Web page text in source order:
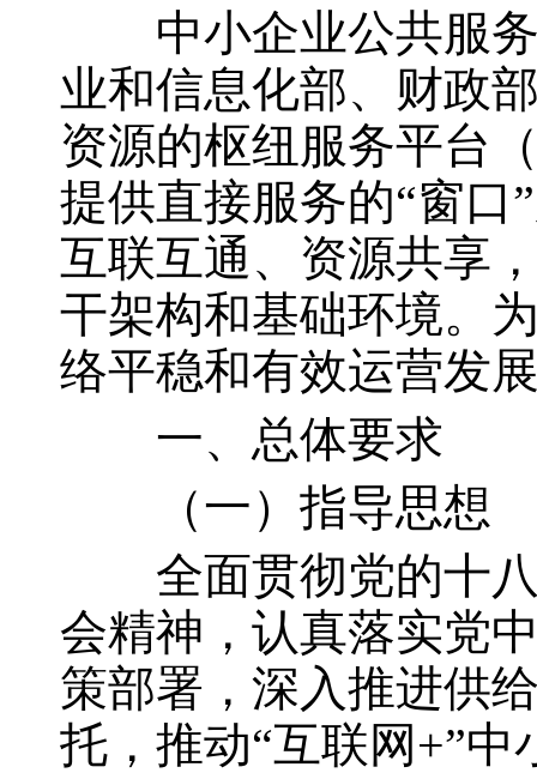
中小企业公共服务
业和信息化部、财政
资源的枢纽服务平台
提供直接服务的“窗口
互联互通、资源共享
干架构和基础环境。
络平稳和有效运营发
一、总体要求
（一）指导思想
全面贯彻党的十八
会精神，认真落实党
策部署，深入推进供
托，推动“互联网+”